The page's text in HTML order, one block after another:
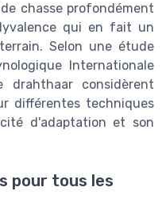
chasse profondément
qui en fait un
Selon une étude
Internationale
drahthaar considèrent
différentes techniques
d'adaptation et son
pour tous les